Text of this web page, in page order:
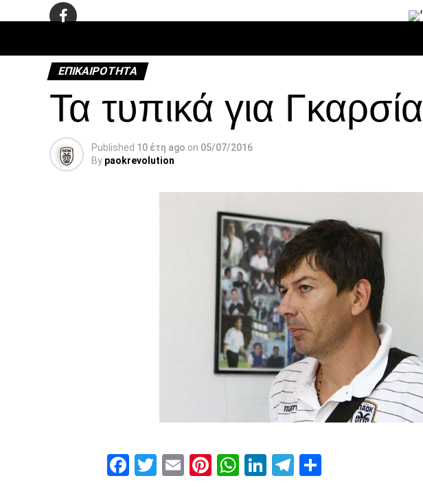
ΕΠΙΚΑΙΡΌΤΗΤΑ
Τα τυπικά για Γκαρσία
Published 10 έτη ago on 05/07/2016
By paokrevolution
Facebook
Twitter
EmailPinterest
WhatsApp
LinkedIn
Telegram